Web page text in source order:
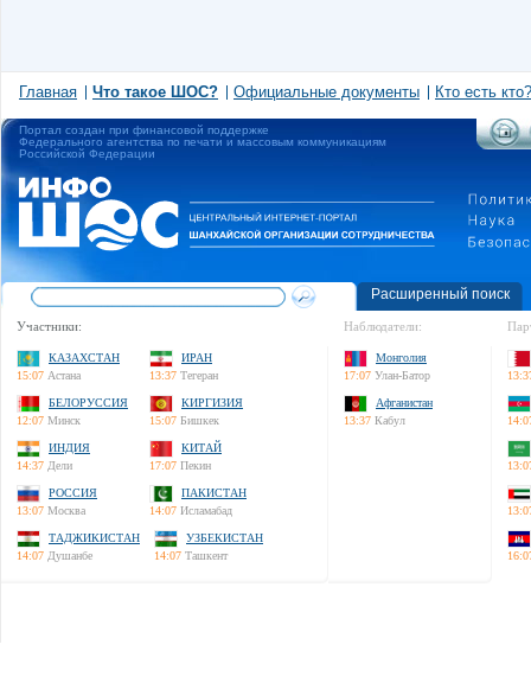
Главная Что такое ШОС? Официальные документы Кто есть кто?
Портал создан при финансовой поддержке
Федерального агентства по печати и массовым коммуникациям
Российской Федерации
Расширенный поиск
Участники:
КАЗАХСТАН
15:07 Астана
ИРАН
13:37 Тегеран
БЕЛОРУССИЯ
12:07 Минск
КИРГИЗИЯ
15:07 Бишкек
ИНДИЯ
14:37 Дели
КИТАЙ
17:07 Пекин
РОССИЯ
13:07 Москва
ПАКИСТАН
14:07 Исламабад
ТАДЖИКИСТАН
14:07 Душанбе
УЗБЕКИСТАН
14:07 Ташкент
Наблюдатели:
Монголия
17:07 Улан-Батор
Афганистан
13:37 Кабул